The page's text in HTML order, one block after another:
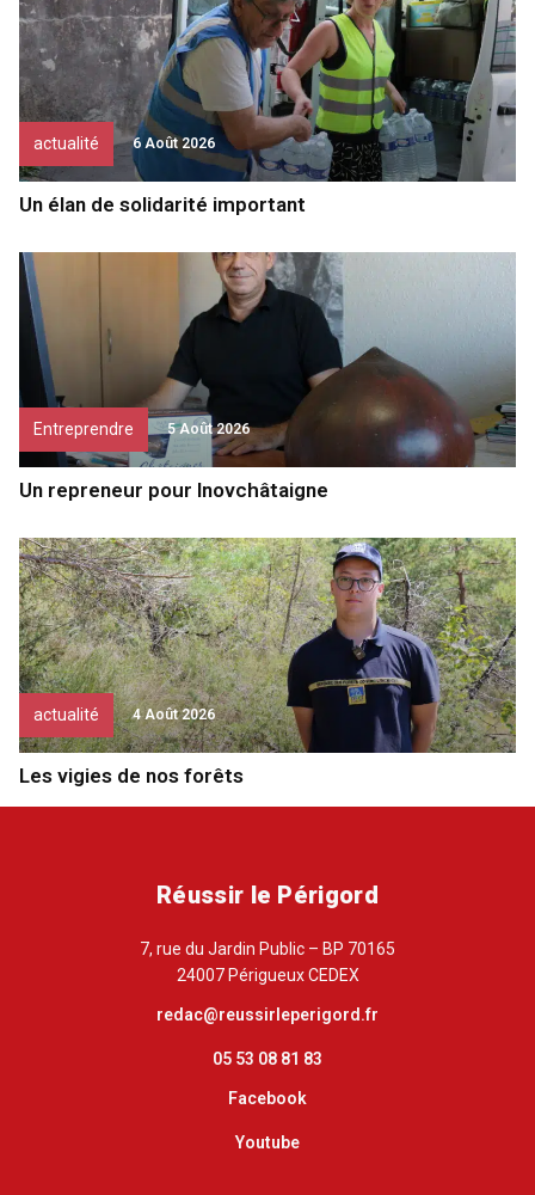
actualité 6 Août 2026
Un élan de solidarité important
Entreprendre 5 Août 2026
Un repreneur pour Inovchâtaigne
actualité 4 Août 2026
Les vigies de nos forêts
Réussir le Périgord
7, rue du Jardin Public – BP 70165
24007 Périgueux CEDEX
redac@reussirleperigord.fr
05 53 08 81 83
Facebook
Youtube